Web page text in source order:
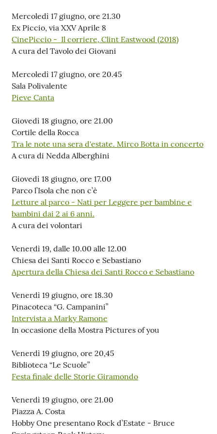
Mercoledì 17 giugno, ore 21.30
Ex Piccio, via XXV Aprile 8
CinePiccio - Il corriere, Clint Eastwood (2018)
A cura del Tavolo dei Giovani
Mercoledì 17 giugno, ore 20.45
Sala Polivalente
Pieve Canta
Giovedì 18 giugno, ore 21.00
Cortile della Rocca
Tra le note una sera d'estate. Mirco Botta in concerto
A cura di Nedda Alberghini
Giovedì 18 giugno, ore 17.00
Parco l’Isola che non c’è
Letture al parco - Nati per Leggere per bambine e
bambini dai 2 ai 6 anni.
A cura dei volontari
Venerdì 19, dalle 10.00 alle 12.00
Chiesa dei Santi Rocco e Sebastiano
Apertura della Chiesa dei Santi Rocco e Sebastiano
Venerdì 19 giugno, ore 18.30
Pinacoteca “G. Campanini”
Intervista a Marky Ramone
In occasione della Mostra Pictures of you
Venerdì 19 giugno, ore 20,45
Biblioteca “Le Scuole”
Festa finale delle Storie Giramondo
Venerdì 19 giugno, ore 21.00
Piazza A. Costa
Hobby One presentano Rock d’Estate - Bruce